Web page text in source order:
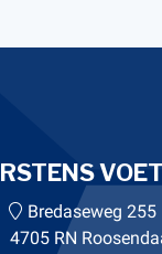
Bredaseweg 255
4705 RN